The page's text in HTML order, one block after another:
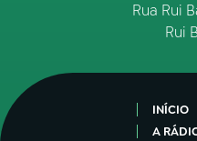
Rua Rui
Rui
INÍCIO
A